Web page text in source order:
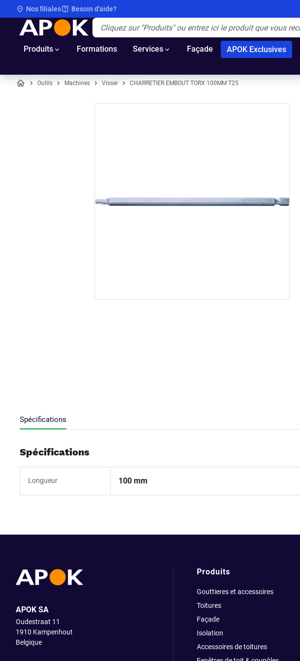
Nos filiales Besoin d'aide?
APOK
Produits Formations Services Façade APOK Exclusives
Outils Machines Visser CHARRETIER EMBOUT TORX 100MM T25
Spécifications
Spécifications
Longueur 100 mm
APOK SA
Oudestraat 11
1910 Kampenhout
Belgique
Produits
Gouttieres et accessoires
Toitures
Façade
Isolation
Accessoires de toitures